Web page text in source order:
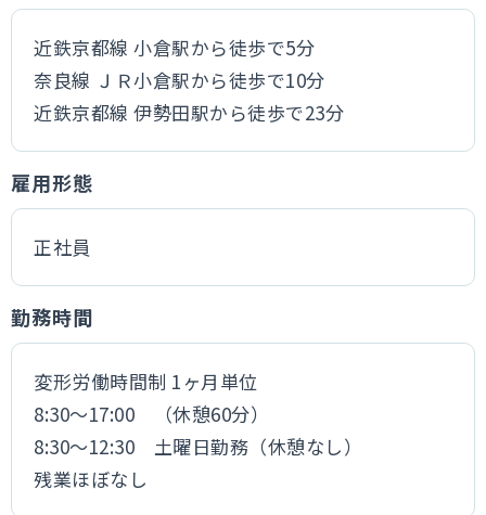
近鉄京都線 小倉駅から徒歩で5分
奈良線 ＪＲ小倉駅から徒歩で10分
近鉄京都線 伊勢田駅から徒歩で23分
雇用形態
正社員
勤務時間
変形労働時間制 1ヶ月単位
8:30～17:00 （休憩60分）
8:30～12:30 土曜日勤務（休憩なし）
残業ほぼなし